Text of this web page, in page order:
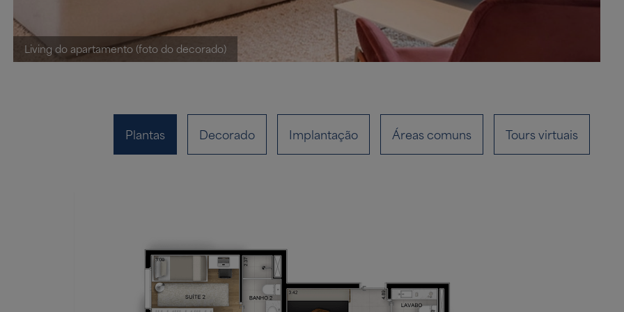
Living do apartamento (foto do decorado)
Plantas Decorado Implantação Áreas comuns Tours virtuais